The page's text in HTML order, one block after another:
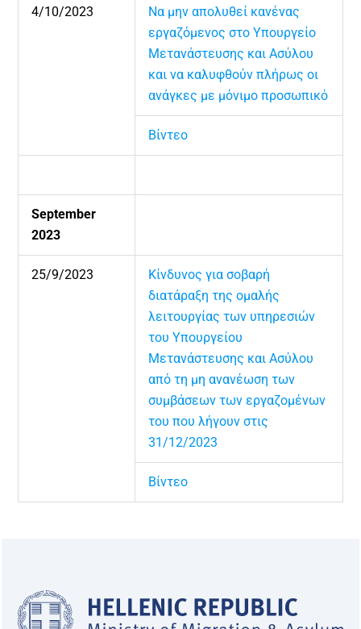
4/10/2023
Να μην απολυθεί κανένας
εργαζόμενος στο Υπουργείο
Μετανάστευσης και Ασύλου
και να καλυφθούν πλήρως οι
ανάγκες με μόνιμο προσωπικό
Βίντεο
September
2023
25/9/2023
Κίνδυνος για σοβαρή
διατάραξη της ομαλής
λειτουργίας των υπηρεσιών
του Υπουργείου
Μετανάστευσης και Ασύλου
από τη μη ανανέωση των
συμβάσεων των εργαζομένων
του που λήγουν στις
31/12/2023
Βίντεο